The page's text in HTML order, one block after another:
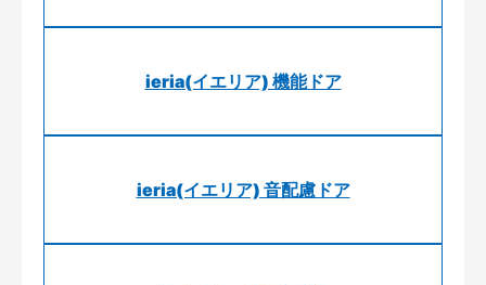
ieria(イエリア) 機能ドア
ieria(イエリア) 音配慮ドア